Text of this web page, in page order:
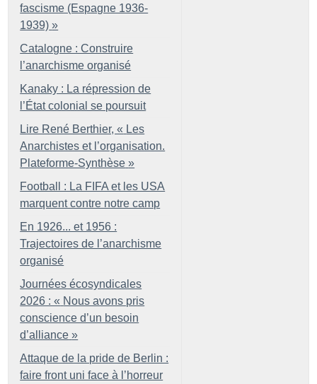
fascisme (Espagne 1936-
1939) »
Catalogne : Construire
l’anarchisme organisé
Kanaky : La répression de
l’État colonial se poursuit
Lire René Berthier, « Les
Anarchistes et l’organisation.
Plateforme-Synthèse »
Football : La FIFA et les USA
marquent contre notre camp
En 1926... et 1956 :
Trajectoires de l’anarchisme
organisé
Journées écosyndicales
2026 : « Nous avons pris
conscience d’un besoin
d’alliance »
Attaque de la pride de Berlin :
faire front uni face à l’horreur